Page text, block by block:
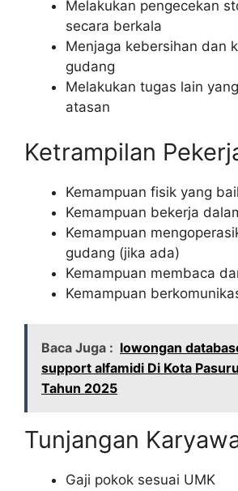
Melakukan pengecekan
secara berkala
Menjaga kebersihan dan
gudang
Melakukan tugas lain
atasan
Ketrampilan
Kemampuan fisik yang
Kemampuan bekerja
Kemampuan
gudang (jika ada)
Kemampuan membaca
Kemampuan
Baca Juga : lowongan
support alfamidi Di Kota
Tahun 2025
Tunjangan
Gaji pokok sesuai UMK